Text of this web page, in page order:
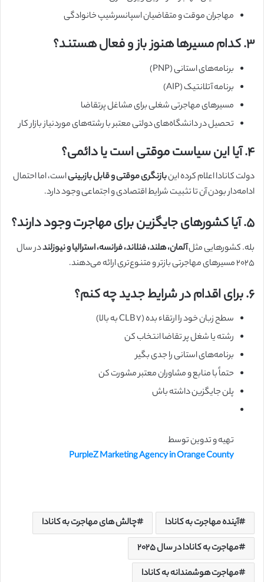
مهاجران موقت و متقاضیان اسپانسرشیپ خانوادگی
۳. کدام مسیرها هنوز باز و فعال هستند؟
برنامه‌های استانی (PNP)
برنامه آتلانتیک (AIP)
مسیرهای مهاجرتی شغلی برای مشاغل پرتقاضا
تحصیل در دانشگاه‌های دولتی معتبر با رشته‌های موردنیاز بازار کار
۴. آیا این سیاست موقتی است یا دائمی؟
دولت کانادا اعلام کرده اینبازنگری موقتی و قابل بازبینیاست، اما احتمال
ادامه‌دار بودن آن تا تثبیت شرایط اقتصادی و اجتماعی وجود دارد.
۵. آیا کشورهای جایگزین برای مهاجرت وجود دارند؟
بله. کشورهایی مثلآلمان، هلند، فنلاند، فرانسه، استرالیا و نیوزلنددر سال
۲۰۲۵ مسیرهای مهاجرتی بازتر و متنوع‌تری ارائه می‌دهند.
۶. برای اقدام در شرایط جدید چه کنم؟
سطح زبان خود را ارتقاء بده (CLB 7 به بالا)
رشته یا شغل پر تقاضا انتخاب کن
برنامه‌های استانی را جدی بگیر
حتماً با منابع و مشاوران معتبر مشورت کن
پلن جایگزین داشته باش
تهیه و تدوین توسط
PurpleZ Marketing Agency in Orange County
آینده مهاجرت به کانادا
چالش های مهاجرت به کانادا
مهاجرت به کانادا در سال ۲۰۲۵
مهاجرت هوشمندانه به کانادا